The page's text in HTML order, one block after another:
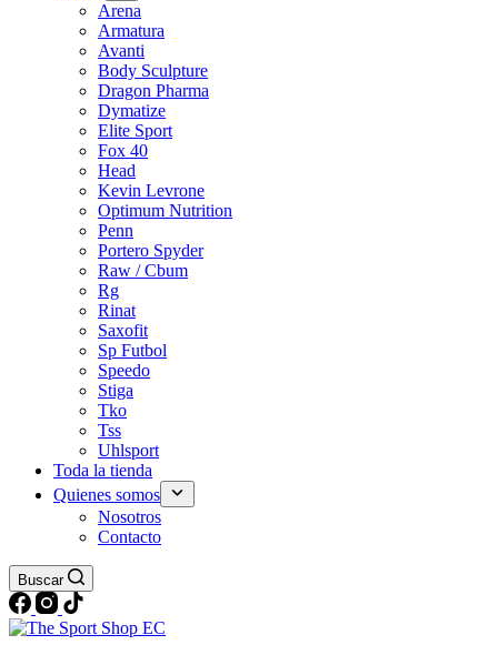
Arena
Armatura
Avanti
Body Sculpture
Dragon Pharma
Dymatize
Elite Sport
Fox 40
Head
Kevin Levrone
Optimum Nutrition
Penn
Portero Spyder
Raw / Cbum
Rg
Rinat
Saxofit
Sp Futbol
Speedo
Stiga
Tko
Tss
Uhlsport
Toda la tienda
Quienes somos
Nosotros
Contacto
Buscar